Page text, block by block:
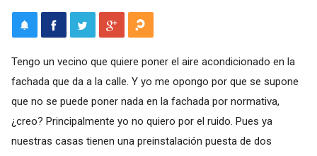
Tengo un vecino que quiere poner el aire acondicionado en la
fachada que da a la calle. Y yo me opongo por que se supone
que no se puede poner nada en la fachada por normativa,
¿creo? Principalmente yo no quiero por el ruido. Pues ya
nuestras casas tienen una preinstalación puesta de dos